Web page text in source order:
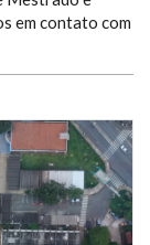
em contato com